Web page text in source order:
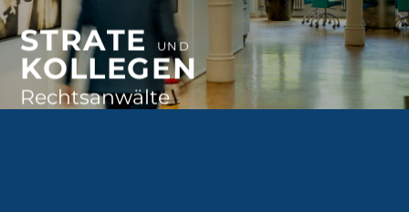
STRATE UND
KOLLEGEN
Rechtsanwälte